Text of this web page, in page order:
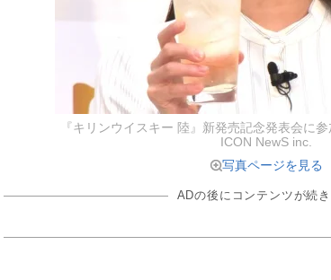
『キリンウイスキー 陸』新発売記念発表会に
ICON NewS inc.
写真ページを見る
ADの後にコンテンツが続